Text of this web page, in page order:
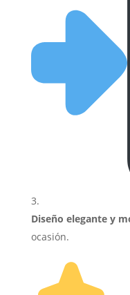
Diseño elegante y
ocasión.